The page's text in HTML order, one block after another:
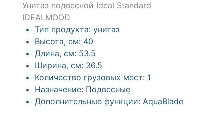
Унитаз подвесной Ideal Standard
IDEALMOOD
Тип продукта: унитаз
Высота, см: 40
Длина, см: 53.5
Ширина, см: 36.5
Количество грузовых мест: 1
Назначение: Подвесные
Дополнительные функции: AquaBlade